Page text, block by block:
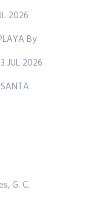
2026
By
JUL 2026
G. C.